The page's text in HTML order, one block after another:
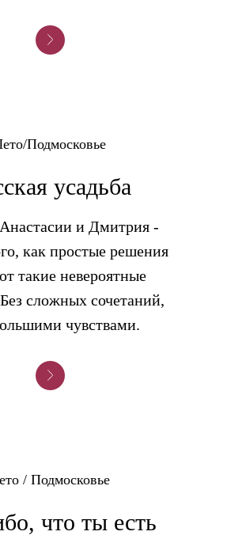
Подмосковье
усадьба
и Дмитрия -
как простые решения
такие невероятные
сложных сочетаний,
чувствами.
/ Подмосковье
что ты есть